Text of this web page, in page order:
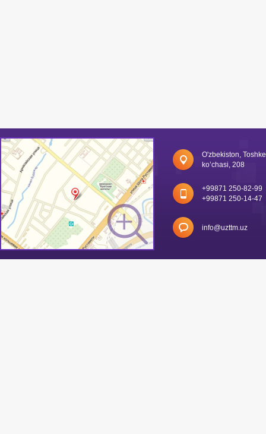
O'zbekiston,
ko’chasi, 208
+99871 250-82-99
+99871 250-14-47
info@uzttm.uz